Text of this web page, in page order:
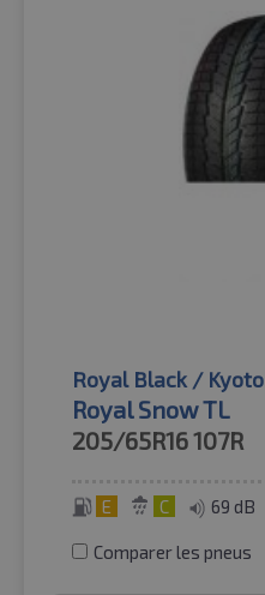
Royal Black / Kyoto
Royal Snow TL
205/65R16107R
E C 69 dB
Comparer les pneus